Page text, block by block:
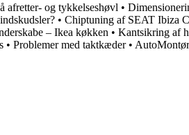
afretter- og tykkelseshøvl •
• Chiptuning af SEAT Ibiza
– Ikea køkken • Kantsikring af
• Problemer med taktkæder•